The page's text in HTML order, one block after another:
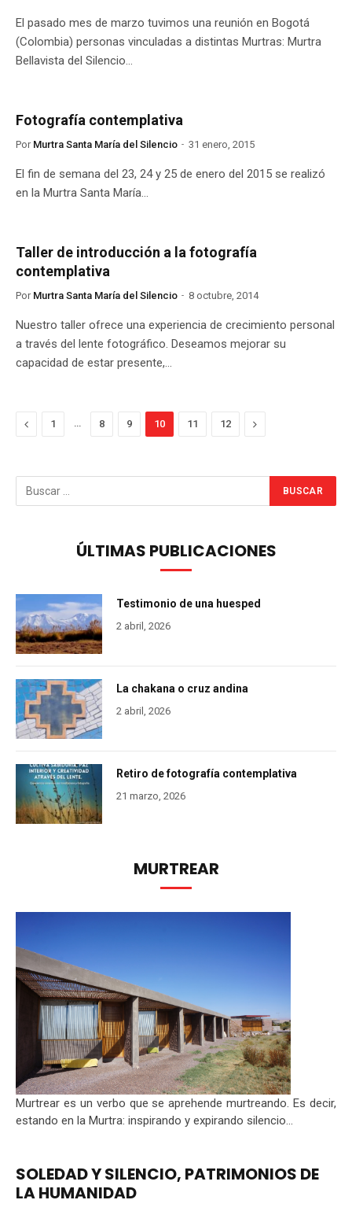
El pasado mes de marzo tuvimos una reunión en Bogotá
(Colombia) personas vinculadas a distintas Murtras: Murtra
Bellavista del Silencio…
Fotografía contemplativa
Por Murtra Santa María del Silencio 31 enero, 2015
El fin de semana del 23, 24 y 25 de enero del 2015 se realizó
en la Murtra Santa María…
Taller de introducción a la fotografía
contemplativa
Por Murtra Santa María del Silencio 8 octubre, 2014
Nuestro taller ofrece una experiencia de crecimiento personal
a través del lente fotográfico. Deseamos mejorar su
capacidad de estar presente,…
Previous
1 8 9 10 11 12 Next
ÚLTIMAS PUBLICACIONES
Testimonio de una huesped
2 abril, 2026
La chakana o cruz andina
2 abril, 2026
Retiro de fotografía contemplativa
21 marzo, 2026
MURTREAR
Murtrear es un verbo que se aprehende murtreando. Es decir,
estando en la Murtra: inspirando y expirando silencio...
SOLEDAD Y SILENCIO, PATRIMONIOS DE
LA HUMANIDAD